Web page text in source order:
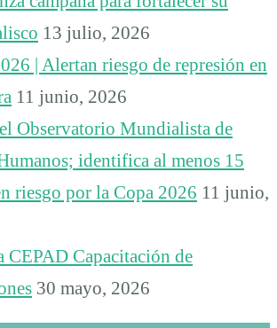
13 julio, 2026
| Alertan riesgo de represión en
11 junio, 2026
Observatorio Mundialista de
identifica al menos 15
riesgo por la Copa 2026 11 junio,
CEPAD Capacitación de
30 mayo, 2026